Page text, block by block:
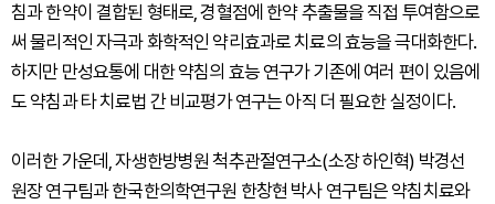
침과 한약이 결합된 형태로, 경혈점에 한약 추출물을 직접 투여함으로
써 물리적인 자극과 화학적인 약리효과로 치료의 효능을 극대화한다.
하지만 만성요통에 대한 약침의 효능 연구가 기존에 여러 편이 있음에
도 약침과 타 치료법 간 비교평가 연구는 아직 더 필요한 실정이다.
이러한 가운데, 자생한방병원 척추관절연구소(소장 하인혁) 박경선
원장 연구팀과 한국한의학연구원 한창현 박사 연구팀은 약침치료와